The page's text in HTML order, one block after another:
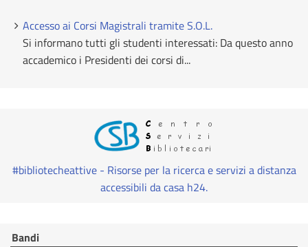
Accesso ai Corsi Magistrali tramite S.O.L.
Si informano tutti gli studenti interessati: Da questo anno
accademico i Presidenti dei corsi di...
#bibliotecheattive - Risorse per la ricerca e servizi a distanza
accessibili da casa h24.
Bandi